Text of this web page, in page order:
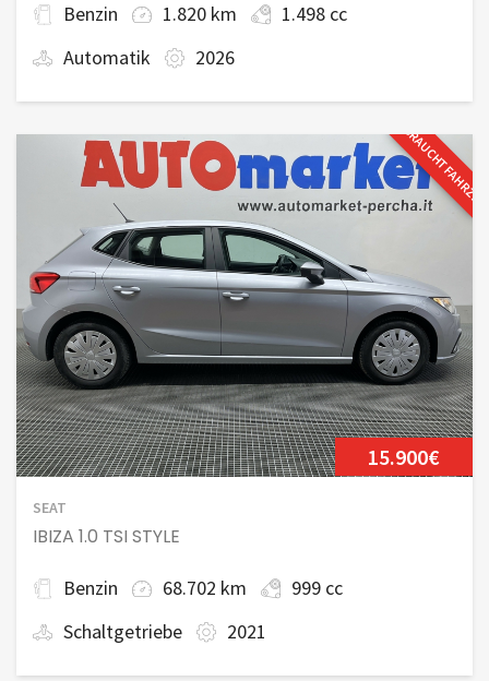
Benzin 1.820 km
1.498 cc
Automatik
2026
15.900€
SEAT
IBIZA 1.0 TSI STYLE
Benzin 68.702 km
999 cc
Schaltgetriebe
2021